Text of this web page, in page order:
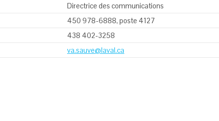
Directrice des communications
450 978-6888, poste 4127
438 402-3258
va.sauve@laval.ca